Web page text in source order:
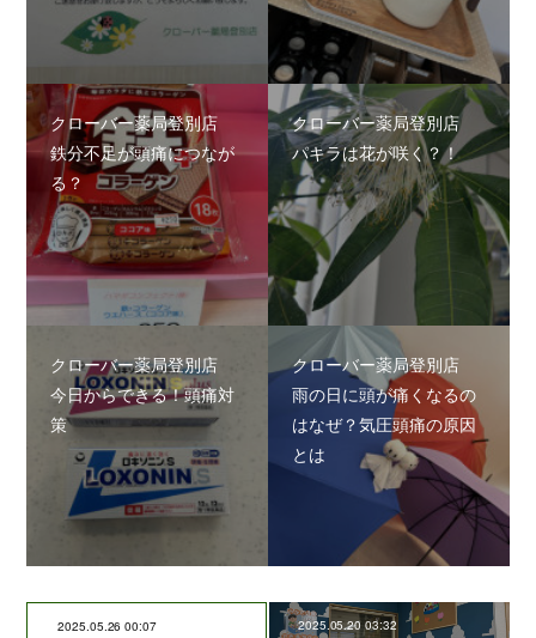
クローバー薬局登別店
鉄分不足が頭痛につなが
る？
クローバー薬局登別店
パキラは花が咲く？！
クローバー薬局登別店
今日からできる！頭痛対
策
クローバー薬局登別店
雨の日に頭が痛くなるの
はなぜ？気圧頭痛の原因
とは
2025.05.26 00:07 2025.05.20 03:32